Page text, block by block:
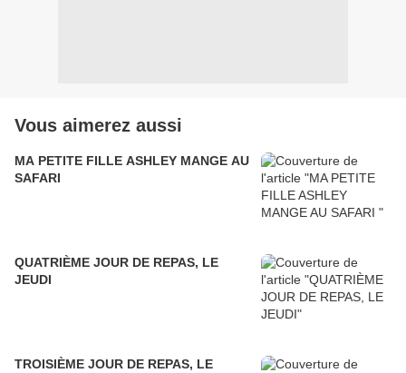
Vous aimerez aussi
MA PETITE FILLE ASHLEY MANGE AU
SAFARI
QUATRIÈME JOUR DE REPAS, LE
JEUDI
TROISIÈME JOUR DE REPAS, LE